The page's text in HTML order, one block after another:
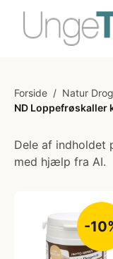
Forside / Natur
ND Loppefrøskaller
Dele af indholdet
med hjælp fra AI.
-